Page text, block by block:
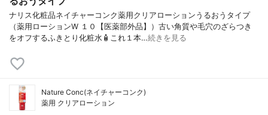
ナリス化粧品ネイチャーコンク薬用クリアローションうるおうタイプ
（薬用ローションW １０【医薬部外品】）古い角質や毛穴のざらつき
をオフするふきとり化粧水🧴これ１本…続きを見る
Nature Conc(ネイチャーコンク)
薬用 クリアローション